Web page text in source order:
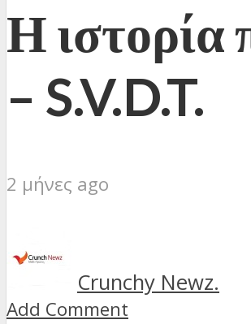
Η ιστορία
– S.V.D.T.
2 μήνες ago
Crunchy Newz.
Add Comment